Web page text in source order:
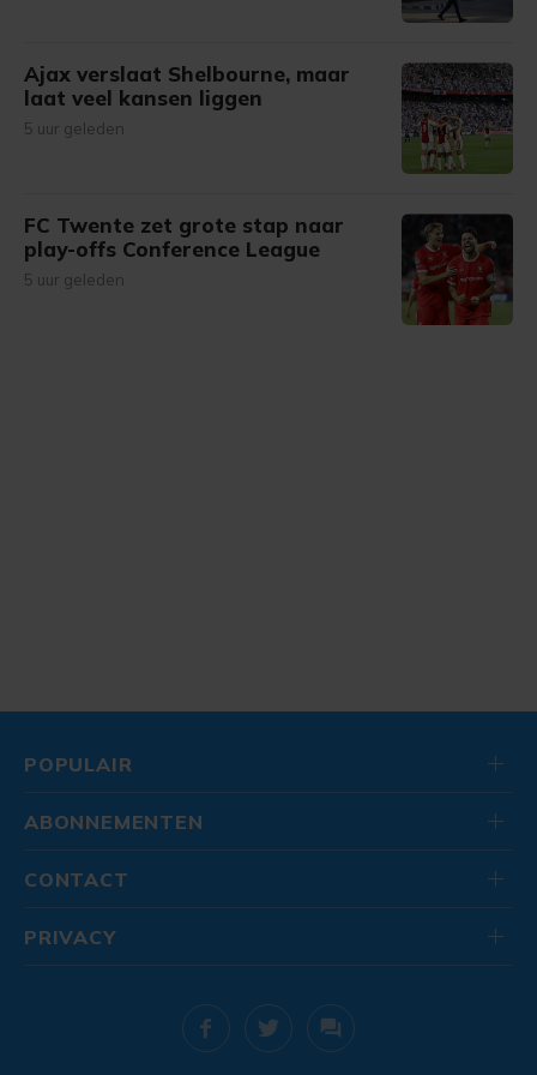
Ajax verslaat Shelbourne, maar
laat veel kansen liggen
5 uur geleden
FC Twente zet grote stap naar
play-offs Conference League
5 uur geleden
POPULAIR
ABONNEMENTEN
CONTACT
PRIVACY